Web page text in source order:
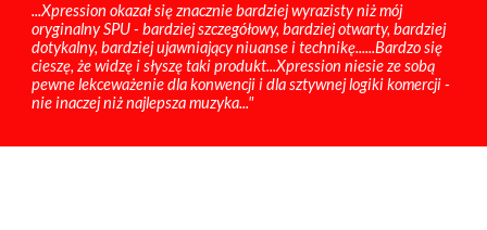
...Xpression okazał się znacznie bardziej wyrazisty niż mój
oryginalny SPU - bardziej szczegółowy, bardziej otwarty, bardziej
dotykalny, bardziej ujawniający niuanse i technikę......Bardzo się
cieszę, że widzę i słyszę taki produkt...Xpression niesie ze sobą
pewne lekceważenie dla konwencji i dla sztywnej logiki komercji -
nie inaczej niż najlepsza muzyka..."